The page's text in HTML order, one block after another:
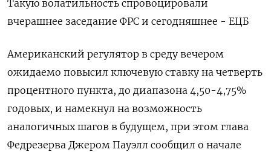
Такую волатильность спровоцировали
вчерашнее заседание ФРС и сегодняшнее - ЕЦБ
Американский регулятор в среду вечером
ожидаемо повысил ключевую ставку на четверть
процентного пункта, до диапазона 4,50-4,75%
годовых, и намекнул на возможность
аналогичных шагов в будущем, при этом глава
Федрезерва Джером Пауэлл сообщил о начале